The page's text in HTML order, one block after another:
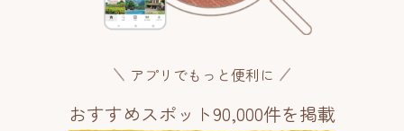
アプリでもっと便利に
おすすめスポット90,000件を掲載